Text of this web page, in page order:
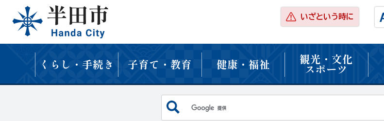
いざという時に
くらし・手続き 子育て・教育 健康・福祉 観光・文化
スポーツ